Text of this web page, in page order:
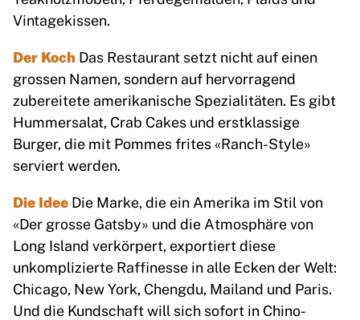
Vintagekissen.
Der Koch Das Restaurant setzt nicht auf einen
grossen Namen, sondern auf hervorragend
zubereitete amerikanische Spezialitäten. Es gibt
Hummersalat, Crab Cakes und erstklassige
Burger, die mit Pommes frites «Ranch-Style»
serviert werden.
Die Idee Die Marke, die ein Amerika im Stil von
«Der grosse Gatsby» und die Atmosphäre von
Long Island verkörpert, exportiert diese
unkomplizierte Raffinesse in alle Ecken der Welt:
Chicago, New York, Chengdu, Mailand und Paris.
Und die Kundschaft will sich sofort in Chino-